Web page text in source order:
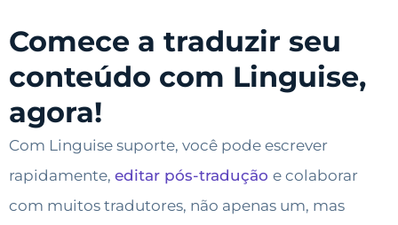
Comece a traduzir seu
conteúdo com Linguise,
agora!
Com Linguise suporte, você pode escrever
rapidamente, editar pós-tradução e colaborar
com muitos tradutores, não apenas um, mas